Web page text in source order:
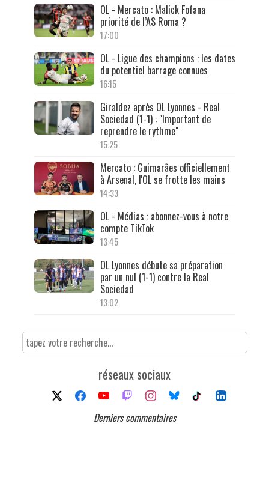
OL - Mercato : Malick Fofana
priorité de l’AS Roma ?
17:00
OL - Ligue des champions : les dates
du potentiel barrage connues
16:15
Giraldez après OL Lyonnes - Real
Sociedad (1-1) : "Important de
reprendre le rythme"
15:25
Mercato : Guimarães officiellement
à Arsenal, l'OL se frotte les mains
14:33
OL - Médias : abonnez-vous à notre
compte TikTok
13:45
OL Lyonnes débute sa préparation
par un nul (1-1) contre la Real
Sociedad
13:02
réseaux sociaux
Derniers commentaires